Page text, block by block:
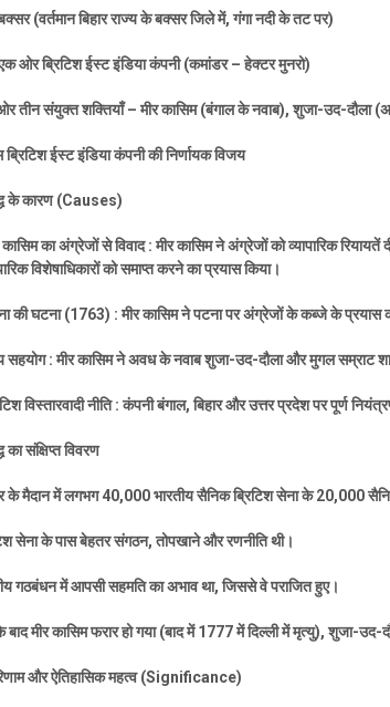
(वर्तमान बिहार राज्य के बक्सर जिले में,गंगा नदी के तट पर)
ओर ब्रिटिश ईस्ट इंडिया कंपनी (कमांडर – हेक्टर मुनरो)
तीन संयुक्त शक्तियाँ – मीर कासिम (बंगाल के नवाब),शुजा-उद-दौला
ब्रिटिश ईस्ट इंडिया कंपनी की निर्णायक विजय
के कारण (Causes)
कासिम का अंग्रेजों से विवाद : मीर कासिम ने अंग्रेजों को व्यापारिक रियायतें
विशेषाधिकारों को समाप्त करने का प्रयास किया।
की घटना (1763) :मीर कासिम ने पटना पर अंग्रेजों के कब्जे के प्रयास
सहयोग : मीर कासिम ने अवध के नवाब शुजा-उद-दौला और मुगल सम्राट
विस्तारवादी नीति : कंपनी बंगाल,बिहार और उत्तर प्रदेश पर पूर्ण
का संक्षिप्त विवरण
के मैदान में लगभग40,000भारतीय सैनिक ब्रिटिश सेना के20,000
सेना के पास बेहतर संगठन,तोपखाने और रणनीति थी।
गठबंधन में आपसी सहमति का अभाव था,जिससे वे पराजित हुए।
बाद मीर कासिम फरार हो गया (बाद में1777में दिल्ली में मृत्यु),शुजा-उद-
और ऐतिहासिक महत्व (Significance)